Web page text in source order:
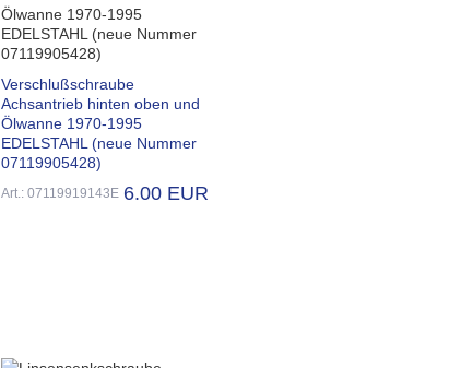
Verschlußschraube
Achsantrieb hinten oben und
Ölwanne 1970-1995
EDELSTAHL (neue Nummer
07119905428)
Art.: 07119919143E 6.00 EUR